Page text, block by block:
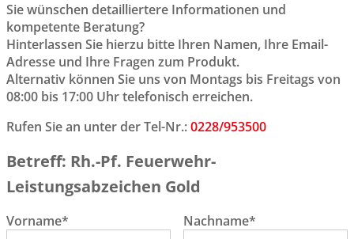
Sie wünschen detailliertere Informationen und
kompetente Beratung?
Hinterlassen Sie hierzu bitte Ihren Namen, Ihre Email-
Adresse und Ihre Fragen zum Produkt.
Alternativ können Sie uns von Montags bis Freitags von
08:00 bis 17:00 Uhr telefonisch erreichen.
Rufen Sie an unter der Tel-Nr.:0228/953500
Betreff: Rh.-Pf. Feuerwehr-
Leistungsabzeichen Gold
Vorname* Nachname*